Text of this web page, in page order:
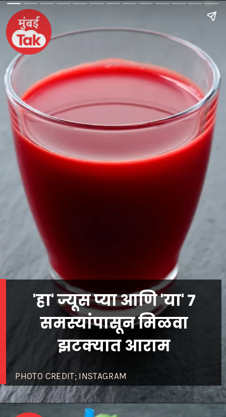
PHOTO CREDIT; INSTAGRAM
'हा' ज्यूस प्या आणि 'या' 7
समस्यांपासून मिळवा